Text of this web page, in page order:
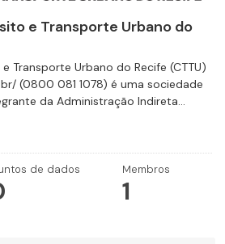
e Transporte Urbano do
Transporte Urbano do Recife (CTTU)
(0800 081 1078) é uma sociedade
da Administração Indireta...
de dados Membros
1